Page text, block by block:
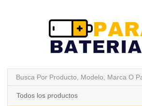
Todos los productos